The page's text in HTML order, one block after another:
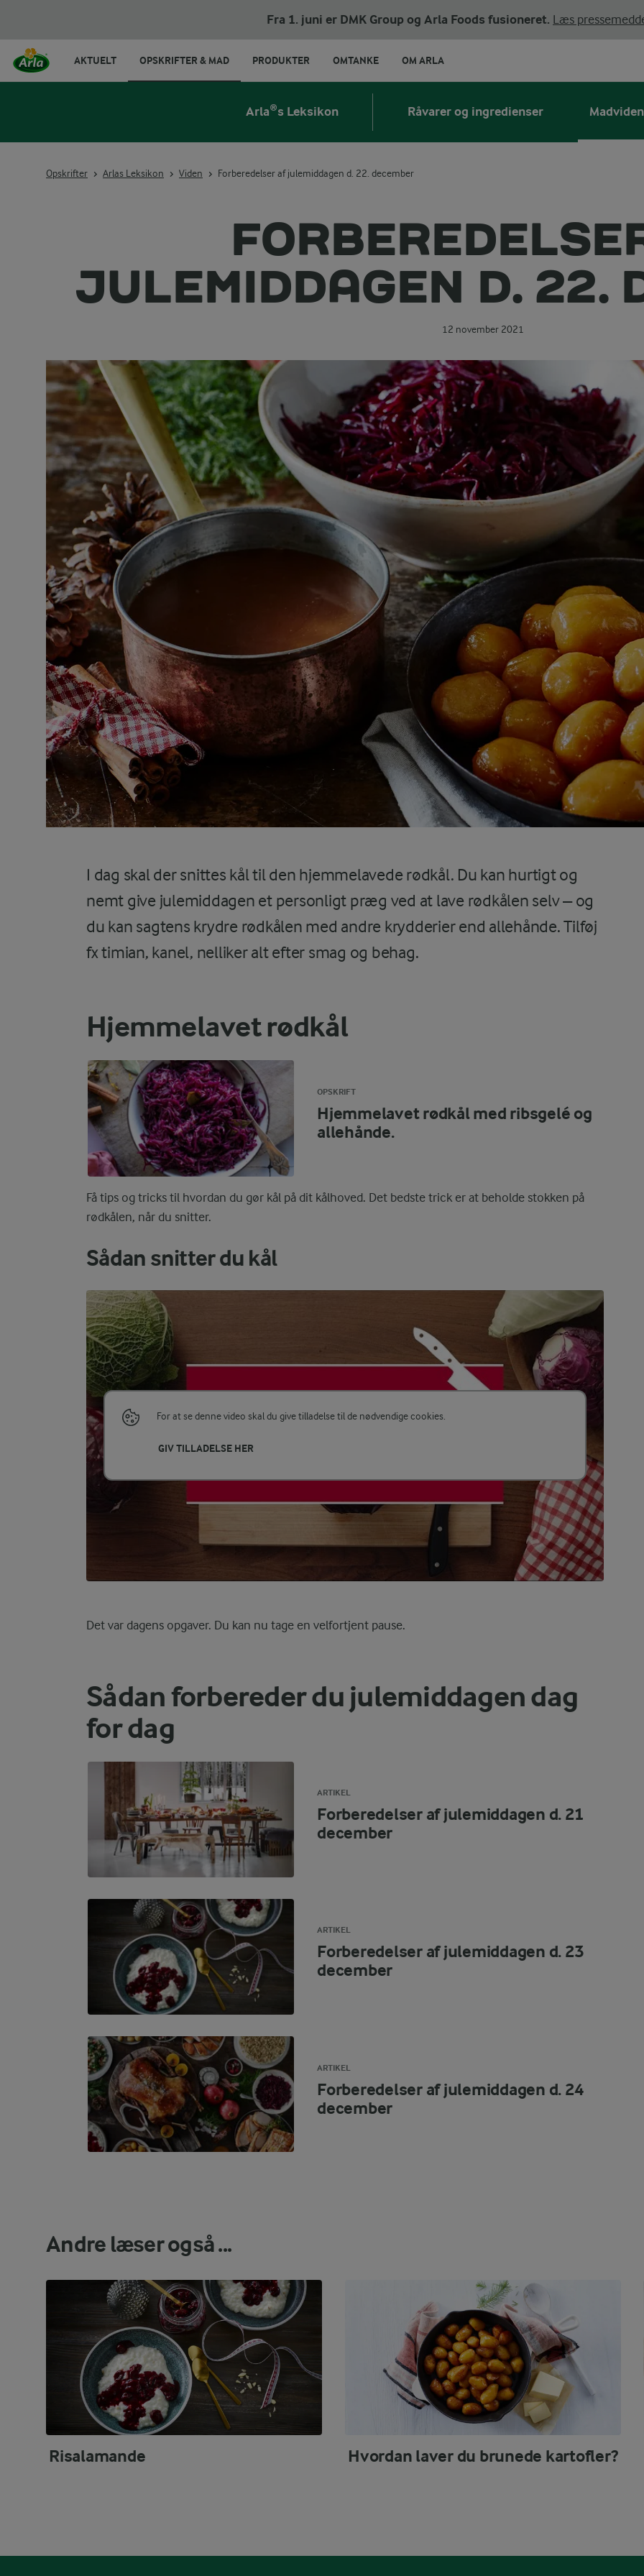
Fra 1. juni er DMK Group og Arla Foods fusioneret. Læs
AKTUELT OPSKRIFTER & MAD PRODUKTER OMTANKE OM ARLA
Arla®s Leksikon Råvarer og ingredienser Madviden
Opskrifter Arlas Leksikon Viden Forberedelser af julemiddagen d. 22. december
JULEMIDDAGEN D. 22.
12 november 2021
I dag skal der snittes kål til den hjemmelavede rødkål. Du kan hurtigt og
nemt give julemiddagen et personligt præg ved at lave rødkålen selv – og
du kan sagtens krydre rødkålen med andre krydderier end allehånde. Tilføj
fx timian, kanel, nelliker alt efter smag og behag.
Hjemmelavet rødkål
OPSKRIFT
Hjemmelavet rødkål med ribsgelé og
allehånde.
Få tips og tricks til hvordan du gør kål på dit kålhoved. Det bedste trick er at beholde stokken på
rødkålen, når du snitter.
Sådan snitter du kål
For at se denne video skal du give tilladelse til de nødvendige cookies.
GIV TILLADELSE HER
Det var dagens opgaver. Du kan nu tage en velfortjent pause.
Sådan forbereder du julemiddagen dag
for dag
ARTIKEL
Forberedelser af julemiddagen d. 21
december
ARTIKEL
Forberedelser af julemiddagen d. 23
december
ARTIKEL
Forberedelser af julemiddagen d. 24
december
Andre læser også ...
Risalamande Hvordan laver du brunede kartofler?